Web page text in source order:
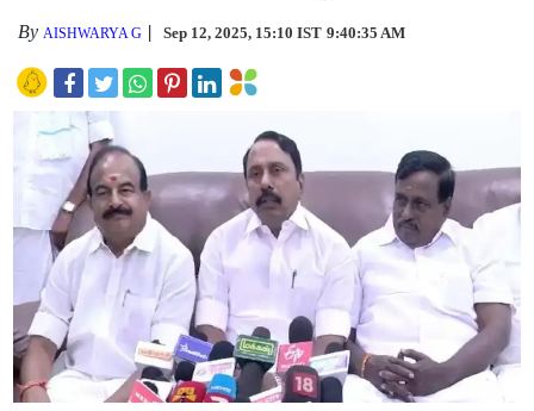
By AISHWARYA G Sep 12, 2025, 15:10 IST 9:40:35 AM